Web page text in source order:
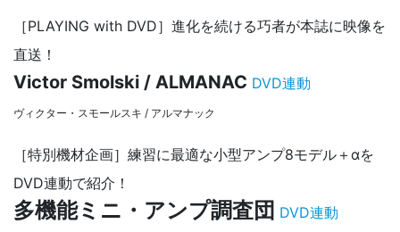
［PLAYING with DVD］進化を続ける巧者が本誌に映像を
直送！
Victor Smolski / ALMANAC DVD連動
ヴィクター・スモールスキ / アルマナック
［特別機材企画］練習に最適な小型アンプ8モデル＋αを
DVD連動で紹介！
多機能ミニ・アンプ調査団 DVD連動